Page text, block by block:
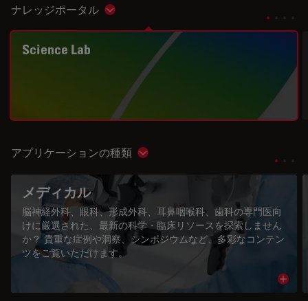
ナレッジポータル Show subnavigation
Science Lab
アプリケーションの種類 Show subnavigation
メディカル
脳神経外科、眼科、形成外科、耳鼻咽喉科、歯科の専門医向
けに厳選された、最新の科学・臨床リソースを探索しません
か？ 貴重な症例や洞察、シンポジウムなど、多彩なコンテン
ツをご覧いただけます。